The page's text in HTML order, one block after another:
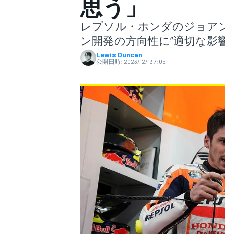
スーパーGT
WEC
思う」
レプソル・ホンダのジョア
ン開発の方向性に”適切な影
Lewis Duncan
公開日時: 2023/12/13 7:05